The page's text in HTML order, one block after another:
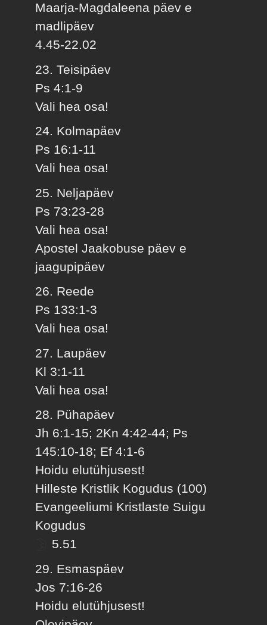
Maarja-Magdaleena päev e
madlipäev
4.45-22.02
23. Teisipäev
Ps 4:1-9
Vali hea osa!
24. Kolmapäev
Ps 16:1-11
Vali hea osa!
25. Neljapäev
Ps 73:23-28
Vali hea osa!
Apostel Jaakobuse päev e
jaagupipäev
26. Reede
Ps 133:1-3
Vali hea osa!
27. Laupäev
Kl 3:1-11
Vali hea osa!
28. Pühapäev
Jh 6:1-15; 2Kn 4:42-44; Ps
145:10-18; Ef 4:1-6
Hoidu elutühjusest!
Hilleste Kristlik Kogudus (100)
Evangeeliumi Kristlaste Suigu
Kogudus
5.51
29. Esmaspäev
Jos 7:16-26
Hoidu elutühjusest!